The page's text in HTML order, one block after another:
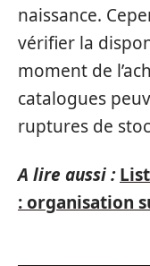
naissance.
vérifier la
moment de
catalogues
ruptures de
A lire aussi :
: organisation